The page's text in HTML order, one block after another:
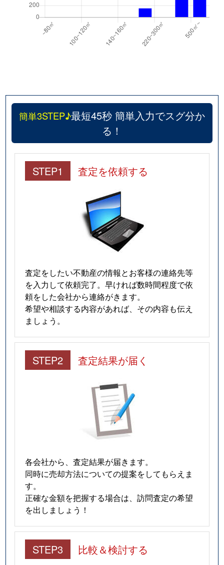
簡単3STEP♪最短45秒 簡単入力でスグ分か
る！
STEP1 査定を依頼する
査定をしたい不動産の情報とお客様の連絡先等
を入力して依頼完了。早ければ数時間程度で依
頼をした会社から連絡がきます。
希望や相談する内容があれば、その内容も伝え
ましょう。
STEP2 査定結果が届く
各会社から、査定結果が届きます。
同時に売却方法についての提案をしてもらえま
す。
正確な金額を把握する場合は、訪問査定の希望
を出しましょう！
STEP3 比較＆検討する